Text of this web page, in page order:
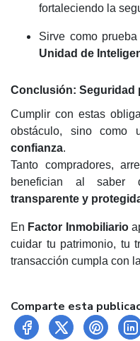
fortaleciendo la
Sirve como
Unidad de
Conclusión: Seguridad
Cumplir con estas
obstáculo, sino como
confianza.
Tanto compradores,
benefician al
transparente y
En Factor Inmobiliario
cuidar tu patrimonio, tu
transacción cumpla con
Comparte esta